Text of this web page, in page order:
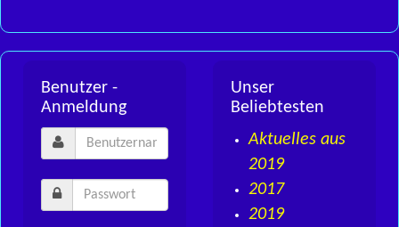
Benutzer -
Anmeldung
Unser
Beliebtesten
Aktuelles aus
2019
2017
2019